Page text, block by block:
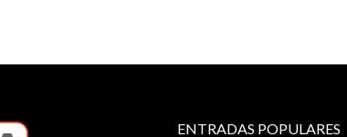
ENTRADAS POPULARES